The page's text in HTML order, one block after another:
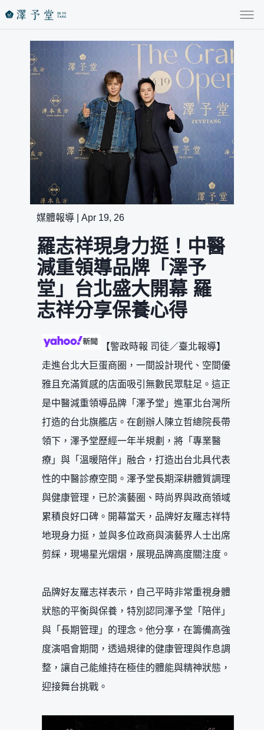
媒體報導 | Apr 19, 26
羅志祥現身力挺！中醫
減重領導品牌「澤予
堂」台北盛大開幕 羅
志祥分享保養心得
【警政時報 司徒／臺北報導】
走進台北大巨蛋商圈，一間設計現代、空間優
雅且充滿質感的店面吸引無數民眾駐足。這正
是中醫減重領導品牌「澤予堂」進軍北台灣所
打造的台北旗艦店。在創辦人陳立哲總院長帶
領下，澤予堂歷經一年半規劃，將「專業醫
療」與「溫暖陪伴」融合，打造出台北具代表
性的中醫診療空間。澤予堂長期深耕體質調理
與健康管理，已於演藝圈、時尚界與政商領域
累積良好口碑。開幕當天，品牌好友羅志祥特
地現身力挺，並與多位政商與演藝界人士出席
剪綵，現場星光熠熠，展現品牌高度關注度。
品牌好友羅志祥表示，自己平時非常重視身體
狀態的平衡與保養，特別認同澤予堂「陪伴」
與「長期管理」的理念。他分享，在籌備高強
度演唱會期間，透過規律的健康管理與作息調
整，讓自己能維持在極佳的體能與精神狀態，
迎接舞台挑戰。